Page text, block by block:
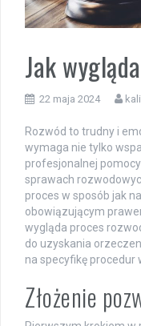
Jak
22 maja 2024
Rozwód to trudny i
wymaga nie tylko
profesjonalnej
sprawach
proces w sposób jak
obowiązującym
wygląda proces
do uzyskania
na specyfikę procedur
Złożenie